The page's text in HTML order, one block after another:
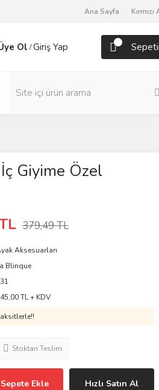
Ana Sayfa Kırmızı
Ol /Giriş Yap
Giyime Özel
379,49 TL
Aksesuarları
Blinque
TL + KDV
Stoktan Teslim
Sepete Ekle Hızlı Satın Al